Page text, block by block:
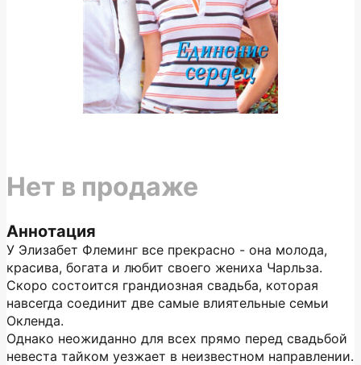
Аннотация
У Элизабет Флеминг все прекрасно - она молода,
красива, богата и любит своего жениха Чарльза.
Скоро состоится грандиозная свадьба, которая
навсегда соединит две самые влиятельные семьи
Окленда.
Однако неожиданно для всех прямо перед свадьбой
невеста тайком уезжает в неизвестном направлении.
Нет в продаже